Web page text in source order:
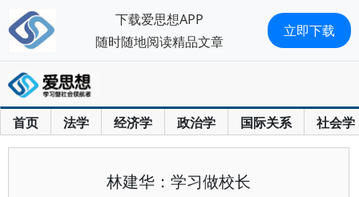
首页 法学 经济学 政治学 国际关系 社会学
林建华：学习做校长
下载爱思想APP
随时随地阅读精品文章
立即下载